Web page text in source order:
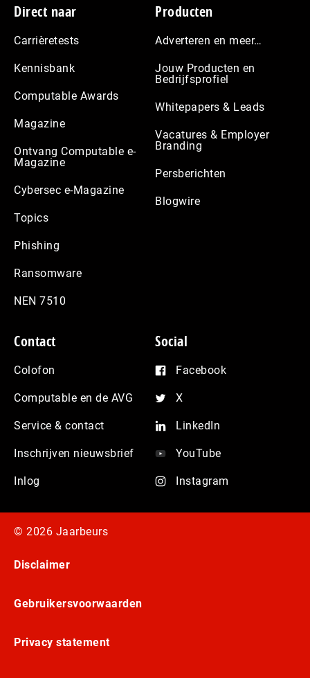
Footer
Direct naar
Carrièretests
Kennisbank
Computable Awards
Magazine
Ontvang Computable e-
Magazine
Cybersec e-Magazine
Topics
Phishing
Ransomware
NEN 7510
Producten
Adverteren en meer…
Jouw Producten en
Bedrijfsprofiel
Whitepapers & Leads
Vacatures & Employer
Branding
Persberichten
Blogwire
Contact
Colofon
Computable en de AVG
Service & contact
Inschrijven nieuwsbrief
Inlog
Social
Facebook
X
LinkedIn
YouTube
Instagram
© 2026 Jaarbeurs
Disclaimer
Gebruikersvoorwaarden
Privacy statement